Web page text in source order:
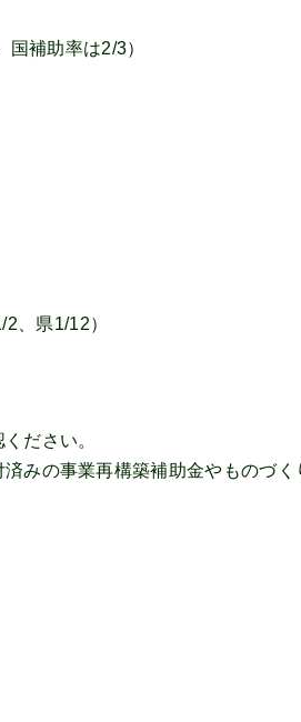
補助率は2/3）
、県1/12）
ださい。
みの事業再構築補助金やものづく